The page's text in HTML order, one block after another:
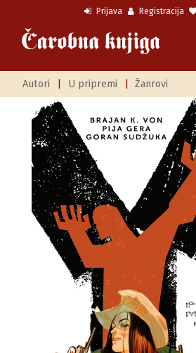
Prijava Registracija
Autori U pripremi Žanrovi